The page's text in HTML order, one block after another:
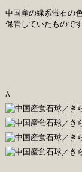
中国産の緑系蛍石の
保管していたものです
A